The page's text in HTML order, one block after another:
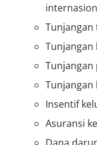
Tunjangan
Tunjangan
Tunjangan
Insentif
Asuransi